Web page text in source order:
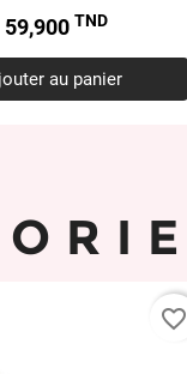
59,900 TND
au panier
favorite_border